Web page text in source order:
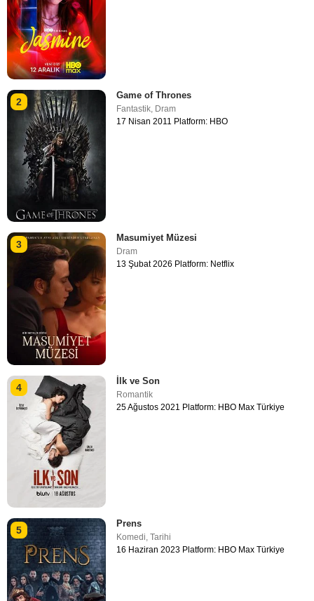
2
Game of Thrones
Fantastik, Dram
17 Nisan 2011 Platform: HBO
3
Masumiyet Müzesi
Dram
13 Şubat 2026 Platform: Netflix
4
İlk ve Son
Romantik
25 Ağustos 2021 Platform: HBO Max Türkiye
5
Prens
Komedi,Tarihi
16 Haziran 2023 Platform: HBO Max Türkiye